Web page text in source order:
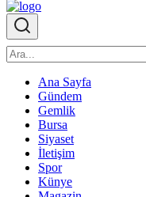
Ana Sayfa
Gündem
Gemlik
Bursa
Siyaset
İletişim
Spor
Künye